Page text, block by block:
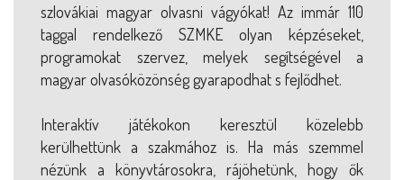
szlovákiai magyar olvasni vágyókat! Az immár 110
taggal rendelkező SZMKE olyan képzéseket,
programokat szervez, melyek segítségével a
magyar olvasóközönség gyarapodhat s fejlődhet.
Interaktív játékokon keresztül közelebb
kerülhettünk a szakmához is. Ha más szemmel
nézünk a könyvtárosokra, rájöhetünk, hogy ők